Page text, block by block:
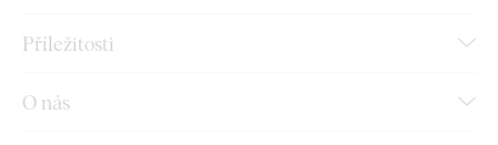
Příležitosti
O nás